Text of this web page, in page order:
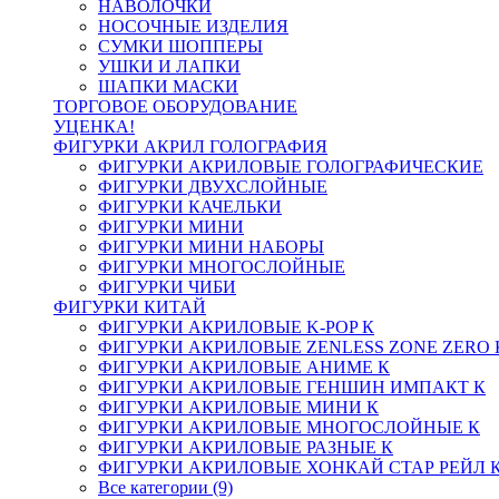
НАВОЛОЧКИ
НОСОЧНЫЕ ИЗДЕЛИЯ
СУМКИ ШОППЕРЫ
УШКИ И ЛАПКИ
ШАПКИ МАСКИ
ТОРГОВОЕ ОБОРУДОВАНИЕ
УЦЕНКА!
ФИГУРКИ АКРИЛ ГОЛОГРАФИЯ
ФИГУРКИ АКРИЛОВЫЕ ГОЛОГРАФИЧЕСКИЕ
ФИГУРКИ ДВУХСЛОЙНЫЕ
ФИГУРКИ КАЧЕЛЬКИ
ФИГУРКИ МИНИ
ФИГУРКИ МИНИ НАБОРЫ
ФИГУРКИ МНОГОСЛОЙНЫЕ
ФИГУРКИ ЧИБИ
ФИГУРКИ КИТАЙ
ФИГУРКИ АКРИЛОВЫЕ K-POP К
ФИГУРКИ АКРИЛОВЫЕ ZENLESS ZONE ZERO
ФИГУРКИ АКРИЛОВЫЕ АНИМЕ К
ФИГУРКИ АКРИЛОВЫЕ ГЕНШИН ИМПАКТ К
ФИГУРКИ АКРИЛОВЫЕ МИНИ К
ФИГУРКИ АКРИЛОВЫЕ МНОГОСЛОЙНЫЕ К
ФИГУРКИ АКРИЛОВЫЕ РАЗНЫЕ К
ФИГУРКИ АКРИЛОВЫЕ ХОНКАЙ СТАР РЕЙЛ
Все категории (9)